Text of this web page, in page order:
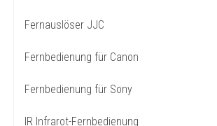
Fernauslöser JJC
Fernbedienung für Canon
Fernbedienung für Sony
IR Infrarot-Fernbedienung